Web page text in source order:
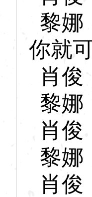
黎娜
你就
肖俊
黎娜
肖俊
黎娜
肖俊